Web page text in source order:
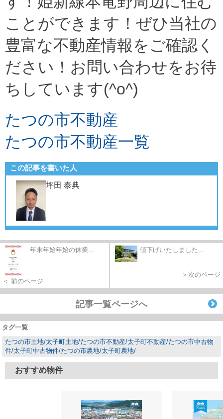
ことができます！ぜひ当社の
豊富な不動産情報をご確認く
ださい！お問い合わせをお待
ちしています(^o^)
たつの市不動産
たつの市不動産一覧
この記事を書いた人
坪田 泰典
年末年始年始の休業...
＜ 前のページ
値下げいたしました...
＞次のページ
記事一覧ページへ
タグ一覧
たつの市土地/太子町土地/たつの市不動産/太子町不動産/たつの市中古物
件/太子町中古物件/たつの市農地/太子町農地/
おすすめ物件